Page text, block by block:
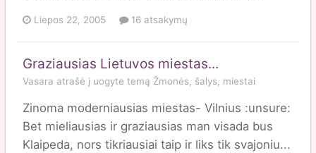
Liepos 22, 2005 16 atsakymų
Graziausias Lietuvos miestas...
Vasara atrašė į uogyte temą Žmonės, šalys, miestai
Zinoma moderniausias miestas- Vilnius :unsure:
Bet mieliausias ir graziausias man visada bus
Klaipeda, nors tikriausiai taip ir liks tik svajoniu...